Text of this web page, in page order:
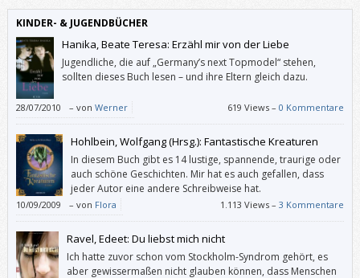
KINDER- & JUGENDBÜCHER
Hanika, Beate Teresa: Erzähl mir von der Liebe
Jugendliche, die auf „Germany’s next Topmodel“ stehen,
sollten dieses Buch lesen – und ihre Eltern gleich dazu.
28/07/2010 – von Werner 619 Views –0 Kommentare
Hohlbein, Wolfgang (Hrsg.): Fantastische Kreaturen
In diesem Buch gibt es 14 lustige, spannende, traurige oder
auch schöne Geschichten. Mir hat es auch gefallen, dass
jeder Autor eine andere Schreibweise hat.
10/09/2009 – von Flora 1.113 Views –3 Kommentare
Ravel, Edeet: Du liebst mich nicht
Ich hatte zuvor schon vom Stockholm-Syndrom gehört, es
aber gewissermaßen nicht glauben können, dass Menschen